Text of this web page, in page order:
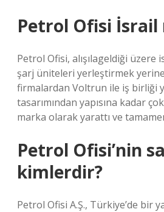
Petrol Ofisi İsrail
Petrol Ofisi, alışılageldiği üzere
şarj üniteleri yerleştirmek
firmalardan Voltrun ile iş birliği
tasarımından yapısına kadar
marka olarak yarattı ve
Petrol Ofisi’nin
kimlerdir?
Petrol Ofisi A.Ş., Türkiye’de bir